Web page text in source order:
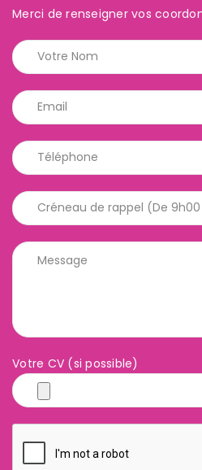
Merci de renseigner vos
Votre CV (si possible)